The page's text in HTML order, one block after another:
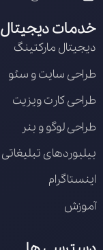
خدمات دیجیتال
دیجیتال مارکتینگ
طراحی سایت و سئو
طراحی کارت ویزیت
طراحی لوگو و بنر
بیلبوردهای تبلیغاتی
اینستاگرام
آموزش